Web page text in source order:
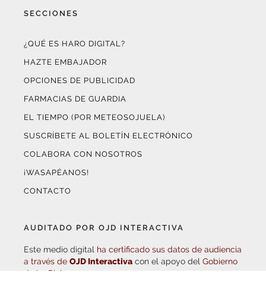
SECCIONES
¿QUÉ ES HARO DIGITAL?
HAZTE EMBAJADOR
OPCIONES DE PUBLICIDAD
FARMACIAS DE GUARDIA
EL TIEMPO (POR METEOSOJUELA)
SUSCRÍBETE AL BOLETÍN ELECTRÓNICO
COLABORA CON NOSOTROS
¡WASAPÉANOS!
CONTACTO
AUDITADO POR OJD INTERACTIVA
Este medio digital ha certificado sus datos de audiencia
a través de OJD Interactiva con el apoyo del Gobierno
de La Rioja.